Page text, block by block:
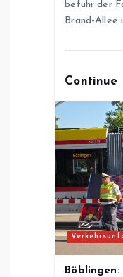
befuhr der
Brand-Allee
Continue